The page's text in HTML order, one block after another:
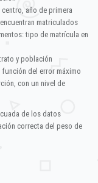
año de primera
matriculados
tipo de matrícula en
y población
función del error máximo
con un nivel de
de los datos
correcta del peso de